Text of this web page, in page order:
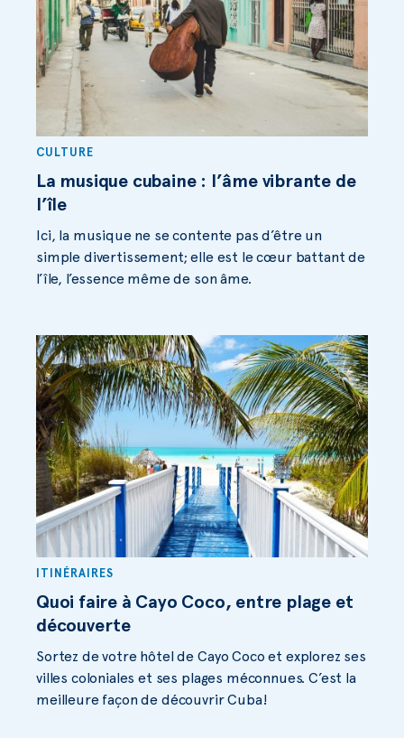
CULTURE
La musique cubaine : l’âme vibrante de
l’île
Ici, la musique ne se contente pas d’être un
simple divertissement; elle est le cœur battant de
l’île, l’essence même de son âme.
ITINÉRAIRES
Quoi faire à Cayo Coco, entre plage et
découverte
Sortez de votre hôtel de Cayo Coco et explorez ses
villes coloniales et ses plages méconnues. C’est la
meilleure façon de découvrir Cuba!